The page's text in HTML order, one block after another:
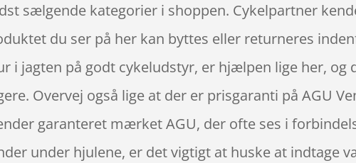
sælgende kategorier i shoppen. Cykelpartner
du ser på her kan byttes eller returneres
i jagten på godt cykeludstyr, er hjælpen lige her,
Overvej også lige at der er prisgaranti på AGU
garanteret mærket AGU, der ofte ses i
under hjulene, er det vigtigt at huske at indtage